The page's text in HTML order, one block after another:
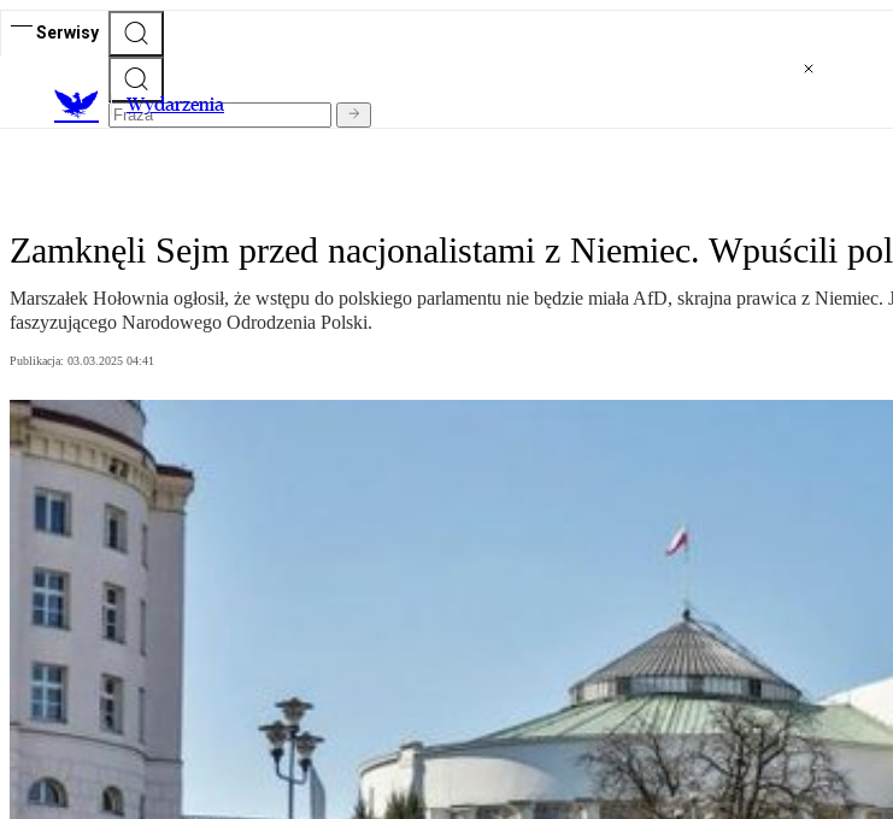
Serwisy
Wydarzenia
Zamknęli Sejm przed nacjonalistami z Niemiec. Wpuścili
Marszałek Hołownia ogłosił, że wstępu do polskiego parlamentu nie będzie miała AfD, skrajna prawica z
faszyzującego Narodowego Odrodzenia Polski.
Publikacja: 03.03.2025 04:41